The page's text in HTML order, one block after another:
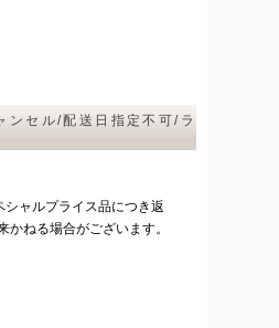
セル/配送日指定不可/ラ
ャルプライス品につき返
ねる場合がございます。